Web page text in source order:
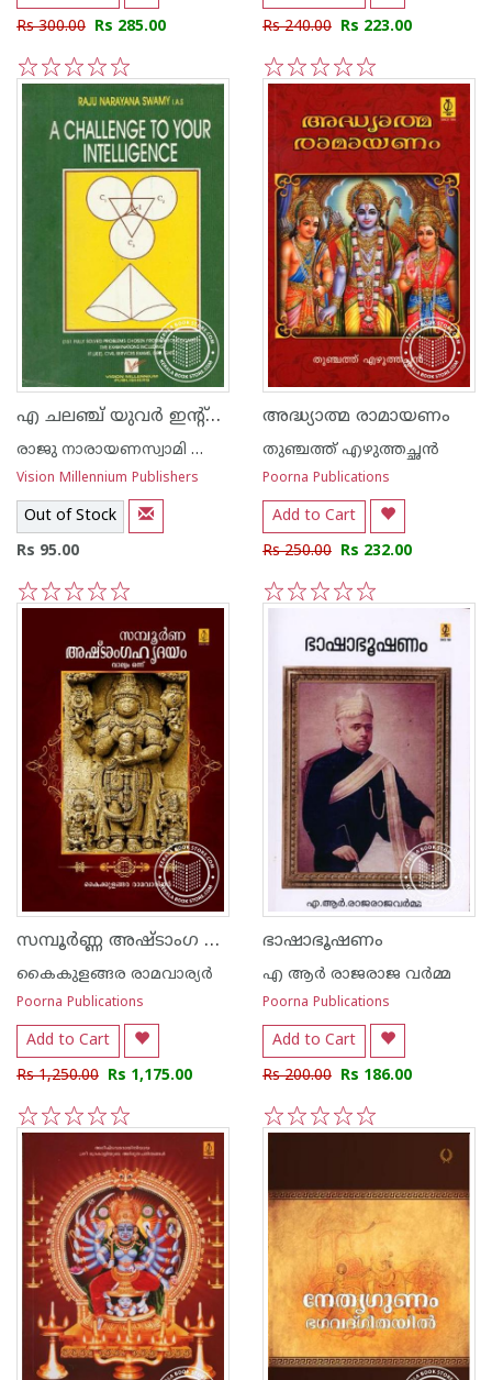
Rs 300.00 Rs 285.00
5
4
3
2
1
Rs 240.00 Rs 223.00
5
4
3
2
1
എ ചലഞ്ച് യുവര്‍ ഇന്റ്റെല്ലിജെ‌ന്‍സ്
രാജു നാരായണസ്വാമി ഐ എ എസ്
Vision Millennium Publishers
Out of Stock
Rs 95.00
5
4
3
2
1
അദ്ധ്യാത്മ രാമായണം
തുഞ്ചത്ത് എഴുത്തച്ഛന്‍
Poorna Publications
Add to Cart
Rs 250.00 Rs 232.00
1
സമ്പൂര്‍ണ്ണ അഷ്‌ടാംഗ ഹൃദയം - ഭാഗം 1
കൈകുളങ്ങര രാമവാര്യര്‍
Poorna Publications
Add to Cart
Rs 1,250.00 Rs 1,175.00
5
4
3
2
1
ഭാഷാഭൂഷണം
എ ആര്‍ രാജരാജ വര്‍മ്മ
Poorna Publications
Add to Cart
Rs 200.00 Rs 186.00
5
4
3
2
1